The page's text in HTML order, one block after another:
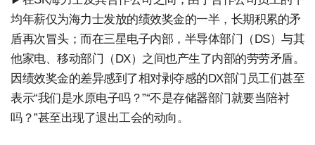
均年薪仅为海力士发放的绩效奖金的一半，长期积累的矛
盾再次冒头；而在三星电子内部，半导体部门（DS）与其
他家电、移动部门（DX）之间也产生了内部的劳劳矛盾。
因绩效奖金的差异感到了相对剥夺感的DX部门员工们甚至
表示“我们是水原电子吗？”“不是存储器部门就要当陪衬
吗？”甚至出现了退出工会的动向。